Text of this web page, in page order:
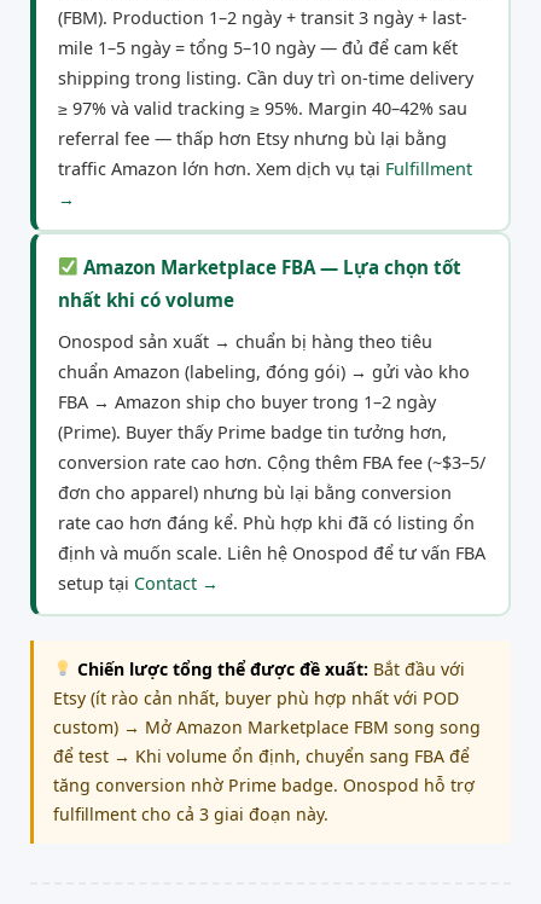
(FBM). Production 1–2 ngày + transit 3 ngày + last-
mile 1–5 ngày = tổng 5–10 ngày — đủ để cam kết
shipping trong listing. Cần duy trì on-time delivery
≥ 97% và valid tracking ≥ 95%. Margin 40–42% sau
referral fee — thấp hơn Etsy nhưng bù lại bằng
traffic Amazon lớn hơn. Xem dịch vụ tại Fulfillment
→
Amazon Marketplace FBA — Lựa chọn tốt
nhất khi có volume
Onospod sản xuất → chuẩn bị hàng theo tiêu
chuẩn Amazon (labeling, đóng gói) → gửi vào kho
FBA → Amazon ship cho buyer trong 1–2 ngày
(Prime). Buyer thấy Prime badge tin tưởng hơn,
conversion rate cao hơn. Cộng thêm FBA fee (~$3–5/
đơn cho apparel) nhưng bù lại bằng conversion
rate cao hơn đáng kể. Phù hợp khi đã có listing ổn
định và muốn scale. Liên hệ Onospod để tư vấn FBA
setup tại Contact →
Chiến lược tổng thể được đề xuất: Bắt đầu với
Etsy (ít rào cản nhất, buyer phù hợp nhất với POD
custom) → Mở Amazon Marketplace FBM song song
để test → Khi volume ổn định, chuyển sang FBA để
tăng conversion nhờ Prime badge. Onospod hỗ trợ
fulfillment cho cả 3 giai đoạn này.